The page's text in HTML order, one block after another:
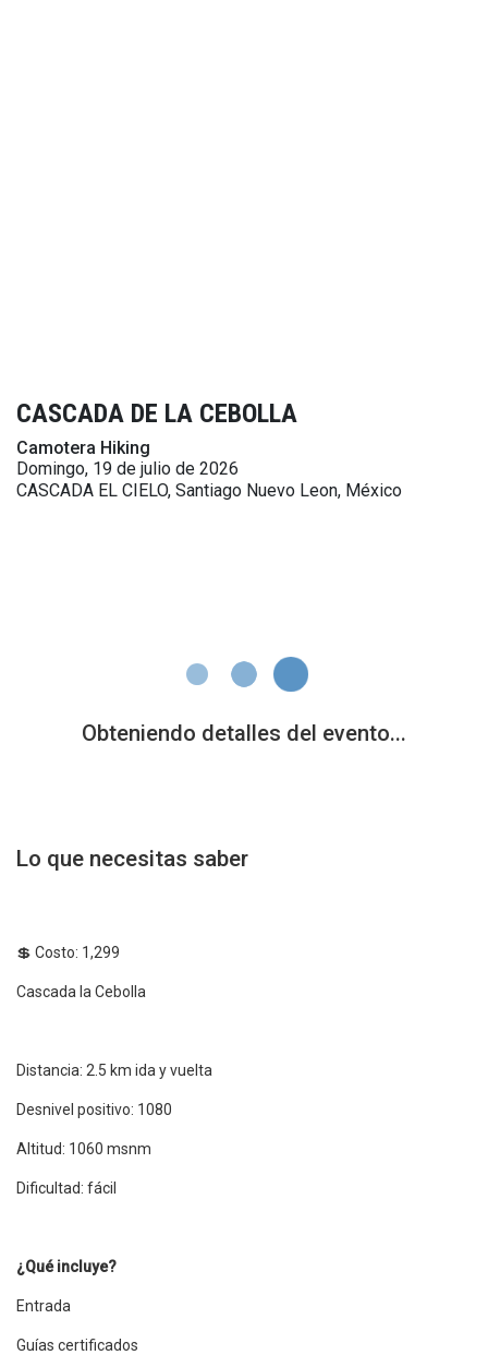
CASCADA DE LA CEBOLLA
Camotera Hiking
Domingo, 19 de julio de 2026
CASCADA EL CIELO, Santiago Nuevo Leon, México
Lo que necesitas saber
💲 Costo: 1,299
Cascada la Cebolla
Distancia: 2.5 km ida y vuelta
Desnivel positivo: 1080
Altitud: 1060 msnm
Dificultad: fácil
¿Qué incluye?
Entrada
Guías certificados